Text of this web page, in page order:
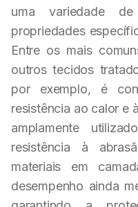
uma variedade
propriedades
Entre os mais
outros tecidos
por exemplo, é
resistência ao calor e
amplamente
resistência à
materiais em
desempenho ainda